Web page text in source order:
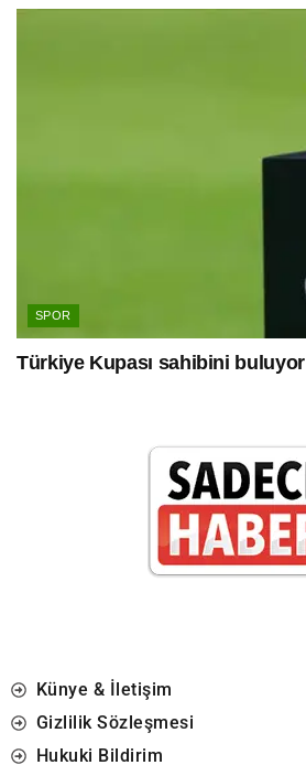
SPOR
Türkiye Kupası sahibini buluyor
Künye & İletişim
Gizlilik Sözleşmesi
Hukuki Bildirim